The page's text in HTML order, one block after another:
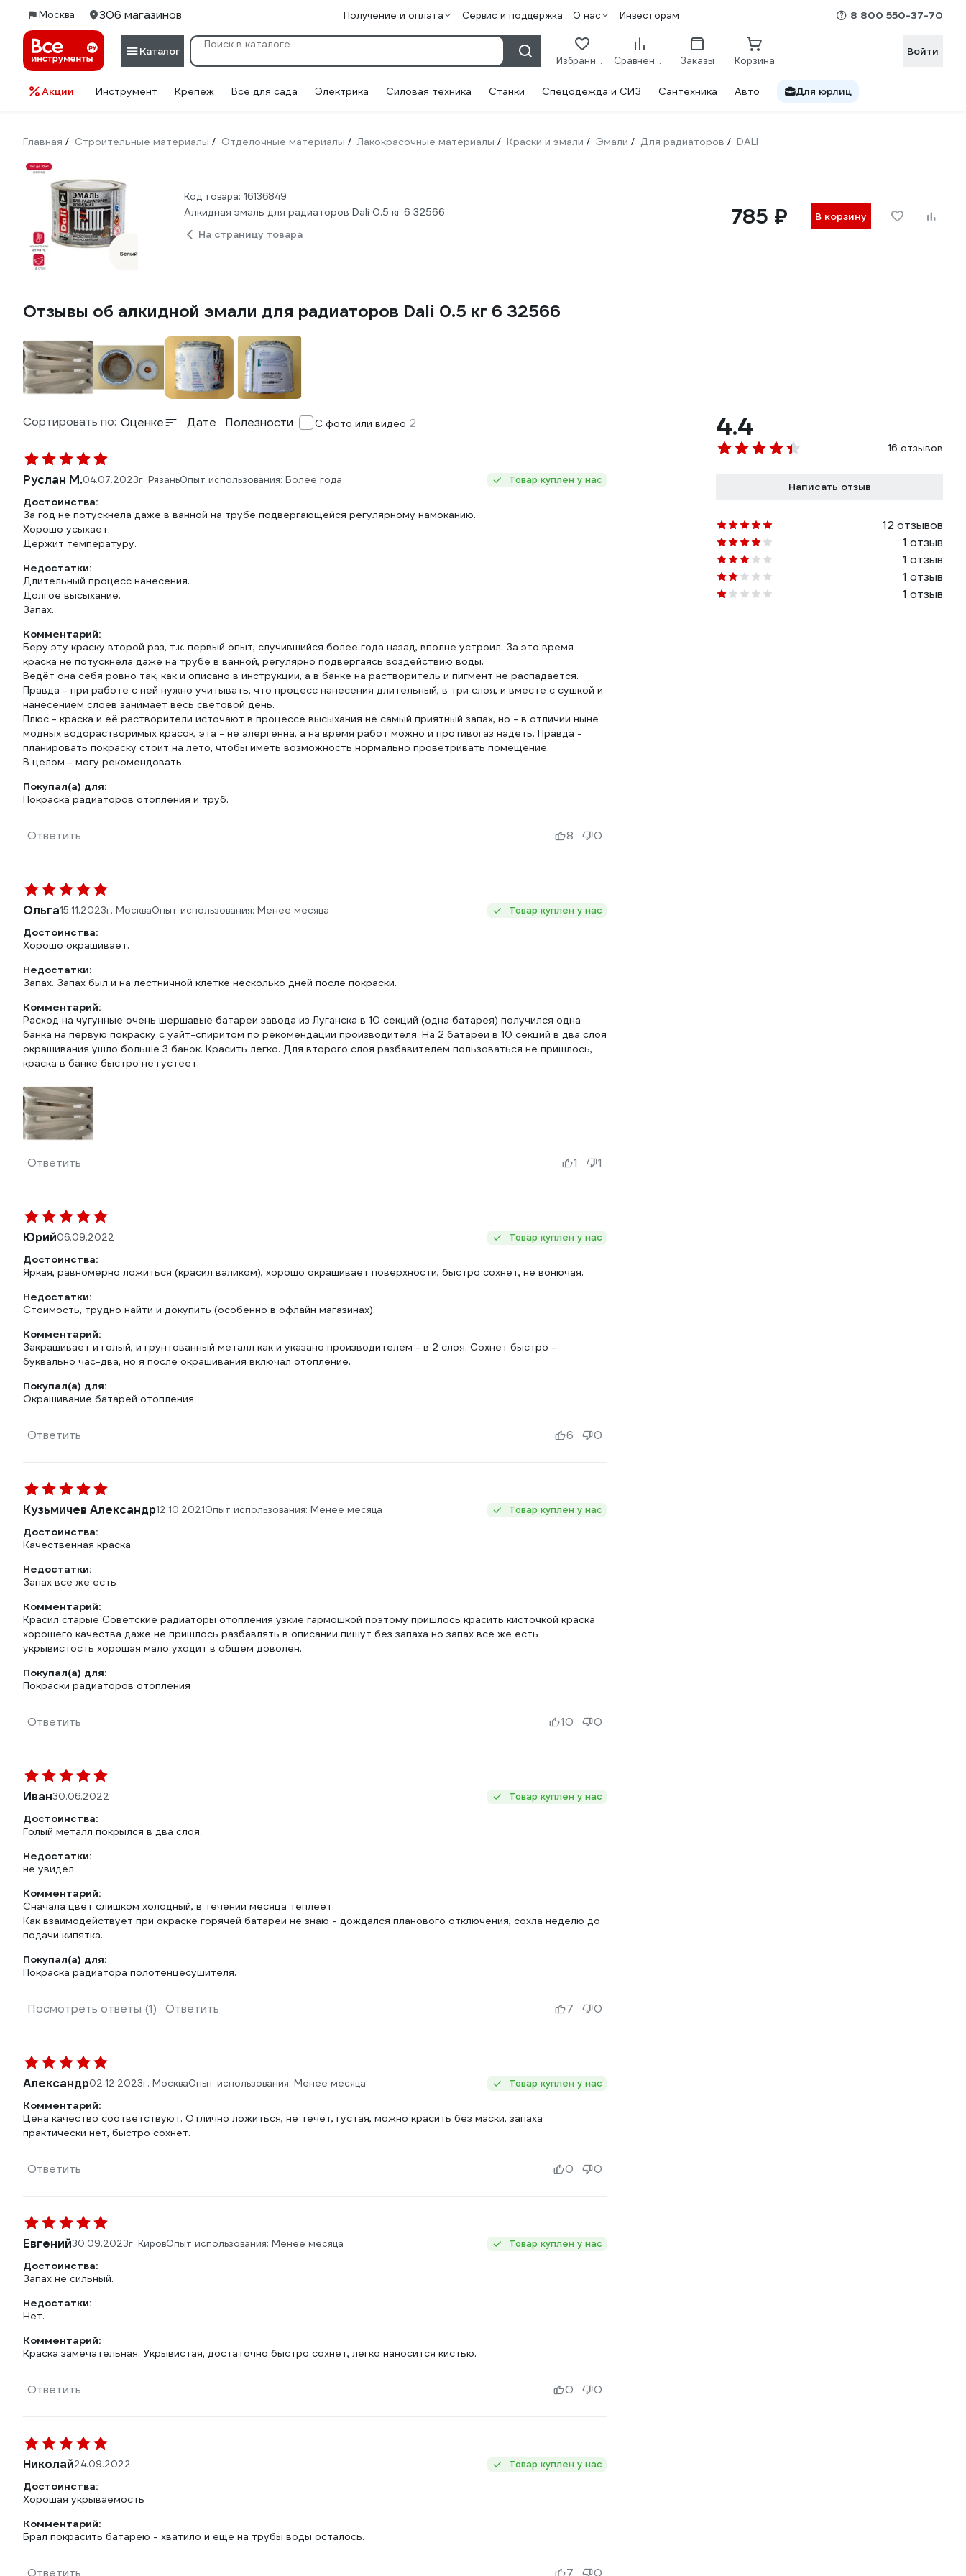
Москва 306 магазинов Получение и оплата Сервис и поддержка О нас Инвесторам 8 800 550-37-70
Каталог
Избранное Сравнение Заказы Корзина
Войти
Акции Инструмент Крепеж Всё для сада Электрика Силовая техника Станки Спецодежда и СИЗ Сантехника Авто Для юрлиц
Главная / Строительные материалы / Отделочные материалы / Лакокрасочные материалы / Краски и эмали / Эмали / Для радиаторов / DALI
Код товара: 16136849
Алкидная эмаль для радиаторов Dali 0.5 кг 6 32566
На страницу товара
785 ₽ В корзину
Отзывы об алкидной эмали для радиаторов Dali 0.5 кг 6 32566
Сортировать по: Оценке Дате Полезности С фото или видео 2
Руслан М.04.07.2023г. РязаньОпыт использования: Более года Товар куплен у нас
Достоинства:
За год не потускнела даже в ванной на трубе подвергающейся регулярному намоканию.
Хорошо усыхает.
Держит температуру.
Недостатки:
Длительный процесс нанесения.
Долгое высыхание.
Запах.
Комментарий:
Беру эту краску второй раз, т.к. первый опыт, случившийся более года назад, вполне устроил. За это время
краска не потускнела даже на трубе в ванной, регулярно подвергаясь воздействию воды.
Ведёт она себя ровно так, как и описано в инструкции, а в банке на растворитель и пигмент не распадается.
Правда - при работе с ней нужно учитывать, что процесс нанесения длительный, в три слоя, и вместе с сушкой и
нанесением слоёв занимает весь световой день.
Плюс - краска и её растворители источают в процессе высыхания не самый приятный запах, но - в отличии ныне
модных водорастворимых красок, эта - не алергенна, а на время работ можно и противогаз надеть. Правда -
планировать покраску стоит на лето, чтобы иметь возможность нормально проветривать помещение.
В целом - могу рекомендовать.
Покупал(а) для:
Покраска радиаторов отопления и труб.
Ответить 8 0
Ольга15.11.2023г. МоскваОпыт использования: Менее месяца Товар куплен у нас
Достоинства:
Хорошо окрашивает.
Недостатки:
Запах. Запах был и на лестничной клетке несколько дней после покраски.
Комментарий:
Расход на чугунные очень шершавые батареи завода из Луганска в 10 секций (одна батарея) получился одна
банка на первую покраску с уайт-спиритом по рекомендации производителя. На 2 батареи в 10 секций в два слоя
окрашивания ушло больше 3 банок. Красить легко. Для второго слоя разбавителем пользоваться не пришлось,
краска в банке быстро не густеет.
Ответить 1 1
Юрий06.09.2022 Товар куплен у нас
Достоинства:
Яркая, равномерно ложиться (красил валиком), хорошо окрашивает поверхности, быстро сохнет, не вонючая.
Недостатки:
Стоимость, трудно найти и докупить (особенно в офлайн магазинах).
Комментарий:
Закрашивает и голый, и грунтованный металл как и указано производителем - в 2 слоя. Сохнет быстро -
буквально час-два, но я после окрашивания включал отопление.
Покупал(а) для:
Окрашивание батарей отопления.
Ответить 6 0
Кузьмичев Александр12.10.2021Опыт использования: Менее месяца Товар куплен у нас
Достоинства:
Качественная краска
Недостатки:
Запах все же есть
Комментарий:
Красил старые Советские радиаторы отопления узкие гармошкой поэтому пришлось красить кисточкой краска
хорошего качества даже не пришлось разбавлять в описании пишут без запаха но запах все же есть
укрывистость хорошая мало уходит в общем доволен.
Покупал(а) для:
Покраски радиаторов отопления
Ответить 10 0
Иван30.06.2022 Товар куплен у нас
Достоинства:
Голый металл покрылся в два слоя.
Недостатки:
не увидел
Комментарий:
Сначала цвет слишком холодный, в течении месяца теплеет.
Как взаимодействует при окраске горячей батареи не знаю - дождался планового отключения, сохла неделю до
подачи кипятка.
Покупал(а) для:
Покраска радиатора полотенцесушителя.
Посмотреть ответы (1) Ответить 7 0
Александр02.12.2023г. МоскваОпыт использования: Менее месяца Товар куплен у нас
Комментарий:
Цена качество соответствуют. Отлично ложиться, не течёт, густая, можно красить без маски, запаха
практически нет, быстро сохнет.
Ответить 0 0
Евгений30.09.2023г. КировОпыт использования: Менее месяца Товар куплен у нас
Достоинства:
Запах не сильный.
Недостатки:
Нет.
Комментарий:
Краска замечательная. Укрывистая, достаточно быстро сохнет, легко наносится кистью.
Ответить 0 0
Николай24.09.2022 Товар куплен у нас
Достоинства:
Хорошая укрываемость
Комментарий:
Брал покрасить батарею - хватило и еще на трубы воды осталось.
Ответить 7 0
4.4
16 отзывов
Написать отзыв
12 отзывов
1 отзыв
1 отзыв
1 отзыв
1 отзыв